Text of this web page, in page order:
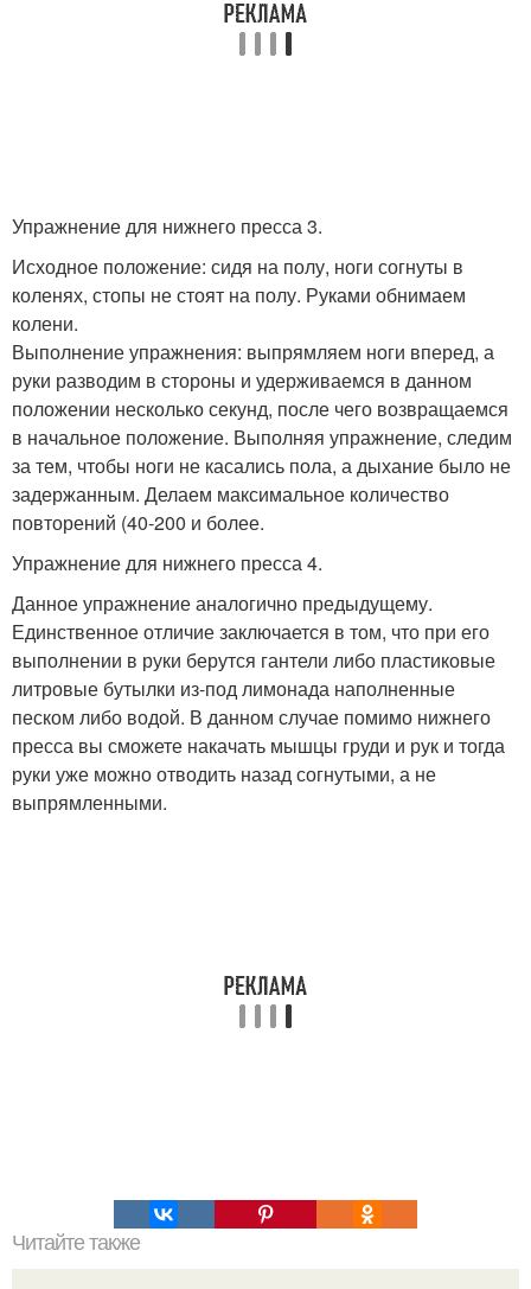
Упражнение для нижнего пресса 3.
Исходное положение: сидя на полу, ноги согнуты в
коленях, стопы не стоят на полу. Руками обнимаем
колени.
Выполнение упражнения: выпрямляем ноги вперед, а
руки разводим в стороны и удерживаемся в данном
положении несколько секунд, после чего возвращаемся
в начальное положение. Выполняя упражнение, следим
за тем, чтобы ноги не касались пола, а дыхание было не
задержанным. Делаем максимальное количество
повторений (40-200 и более.
Упражнение для нижнего пресса 4.
Данное упражнение аналогично предыдущему.
Единственное отличие заключается в том, что при его
выполнении в руки берутся гантели либо пластиковые
литровые бутылки из-под лимонада наполненные
песком либо водой. В данном случае помимо нижнего
пресса вы сможете накачать мышцы груди и рук и тогда
руки уже можно отводить назад согнутыми, а не
выпрямленными.
Читайте также